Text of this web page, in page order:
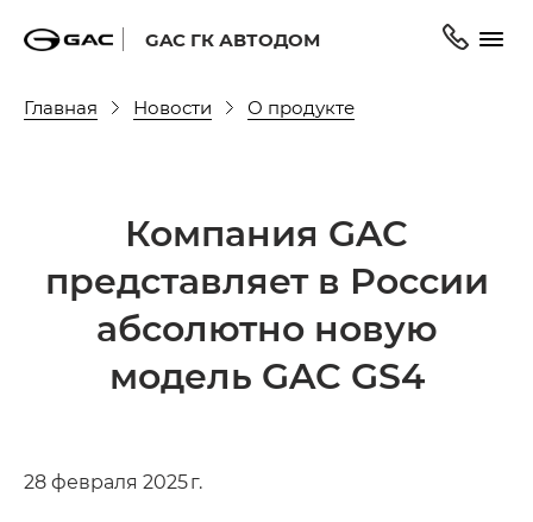
GAC ГК АВТОДОМ
Главная Новости О продукте
Компания GAC
представляет в России
абсолютно новую
модель GAC GS4
28 февраля 2025 г.